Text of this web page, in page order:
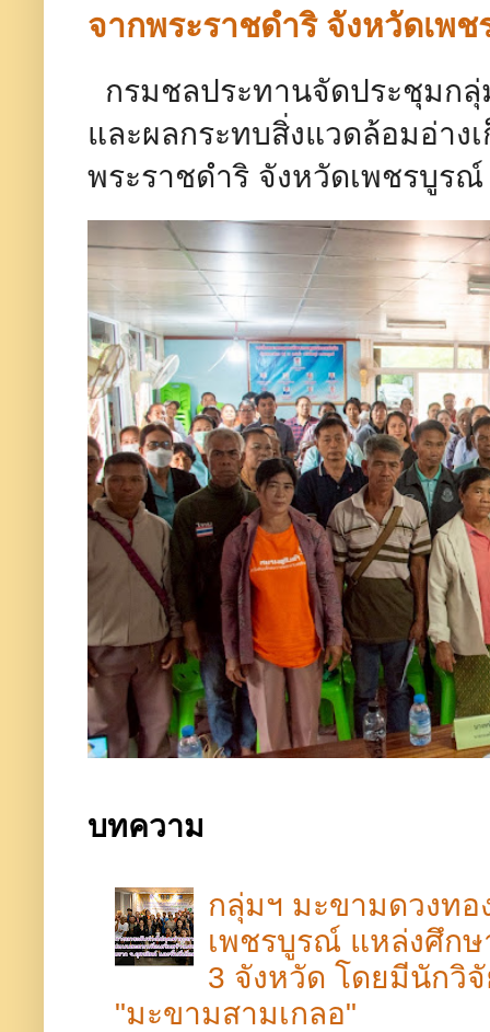
จากพระราชดำริ จังหวัดเพ
กรมชลประทานจัดประชุมก
และผลกระทบสิ่งแวดล้อมอ่าง
พระราชดำริ จังหวัดเพชร
บทความ
กลุ่มฯ มะขามดวงทอ
เพชรบูรณ์​ แหล่งศึก
3 จังหวัด โดยมีนักวิ
"มะขามสามเกลอ"